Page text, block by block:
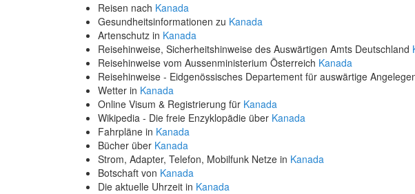
Reisen nach Kanada
Gesundheitsinformationen zu Kanada
Artenschutz in Kanada
Reisehinweise, Sicherheitshinweise des Auswärtigen Amts Deutschland
Reisehinweise vom Aussenministerium Österreich Kanada
Reisehinweise - Eidgenössisches Departement für auswärtige
Wetter in Kanada
Online Visum & Registrierung für Kanada
Wikipedia - Die freie Enzyklopädie über Kanada
Fahrpläne in Kanada
Bücher über Kanada
Strom, Adapter, Telefon, Mobilfunk Netze in Kanada
Botschaft von Kanada
Die aktuelle Uhrzeit in Kanada